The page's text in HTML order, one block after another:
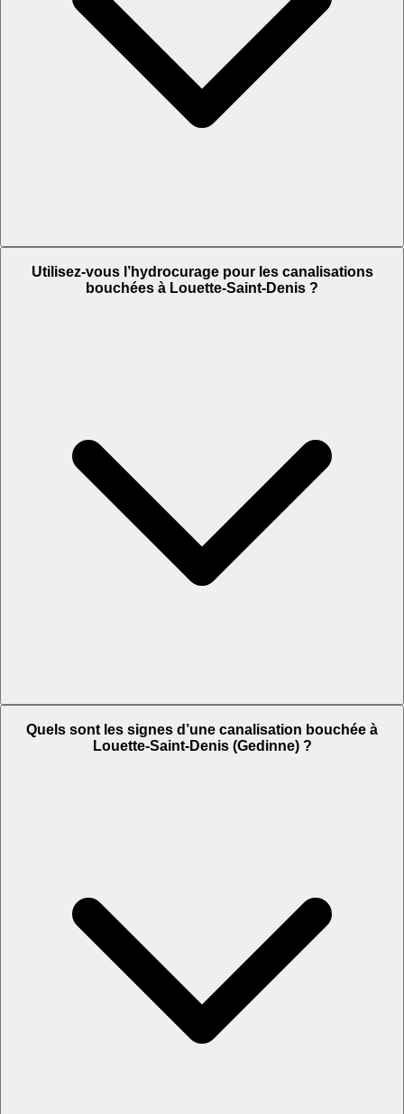
Utilisez-vous l’hydrocurage pour les canalisations
bouchées à Louette-Saint-Denis ?
Quels sont les signes d’une canalisation bouchée à
Louette-Saint-Denis (Gedinne) ?